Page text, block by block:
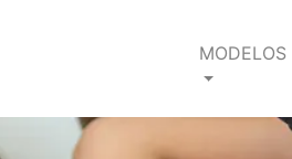
MODELOS